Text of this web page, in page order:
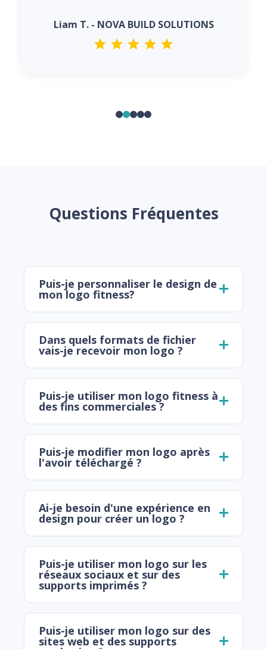
Liam T. - NOVA BUILD SOLUTIONS
Questions Fréquentes
Puis-je personnaliser le design de
mon logo fitness?
Dans quels formats de fichier
vais-je recevoir mon logo ?
Puis-je utiliser mon logo fitness à
des fins commerciales ?
Puis-je modifier mon logo après
l'avoir téléchargé ?
Ai-je besoin d'une expérience en
design pour créer un logo ?
Puis-je utiliser mon logo sur les
réseaux sociaux et sur des
supports imprimés ?
Puis-je utiliser mon logo sur des
sites web et des supports